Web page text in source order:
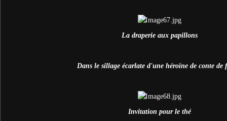
La draperie aux papillons
Dans le sillage écarlate d'une héroïne de conte de
Invitation pour le thé